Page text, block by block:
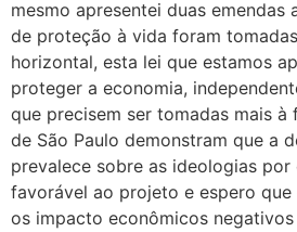
mesmo apresentei duas emendas
de proteção à vida foram
horizontal, esta lei que estamos
proteger a economia,
que precisem ser tomadas mais à
de São Paulo demonstram que a
prevalece sobre as ideologias
favorável ao projeto e espero
os impacto econômicos